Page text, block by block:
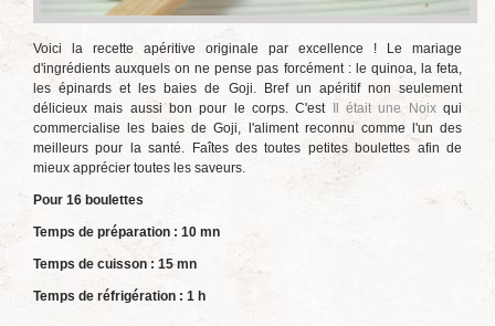
Voici la recette apéritive originale par excellence ! Le mariage
d'ingrédients auxquels on ne pense pas forcément : le quinoa, la feta,
les épinards et les baies de Goji. Bref un apéritif non seulement
délicieux mais aussi bon pour le corps. C'est
Il était une Noixqui
commercialise les baies de Goji, l'aliment reconnu comme l'un des
meilleurs pour la santé. Faîtes des toutes petites boulettes afin de
mieux apprécier toutes les saveurs.
Pour 16 boulettes
Temps de préparation : 10 mn
Temps de cuisson : 15 mn
Temps de réfrigération : 1 h